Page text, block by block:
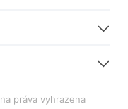
práva vyhrazena